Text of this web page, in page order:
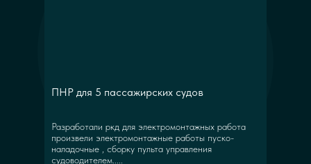
Разработали ркд для электромонтажных работа
произвели электромонтажные работы пуско-
наладочные , сборку пульта управления
судоводителем.....
ПНР для 5 пассажирских судов